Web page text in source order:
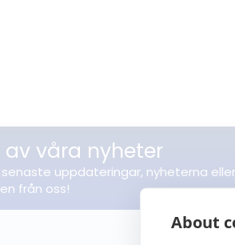
About
av våra nyheter
senaste uppdateringar, nyheterna eller
från oss!